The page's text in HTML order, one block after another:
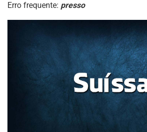
Erro frequente: presso